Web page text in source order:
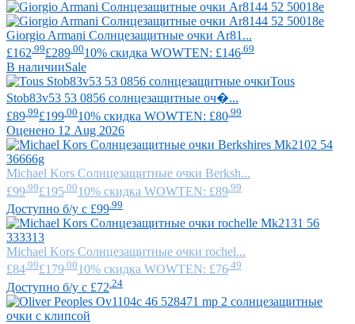
Giorgio Armani Солнцезащитные очки Ar81...
£162 .99£289 .0010% скидка WOWTEN: £146 .69
В наличииSale
Tous
Stob83v53 53 0856 солнцезащитные оч�...
£89 .99£199 .0010% скидка WOWTEN: £80 .99
Оценено 12 Aug 2026
Michael Kors Солнцезащитные очки Berksh...
£99 .99£195 .0010% скидка WOWTEN: £89 .99
Доступно б/у с £99 .99
Michael Kors Солнцезащитные очки rochel...
£84 .99£179 .0010% скидка WOWTEN: £76 .49
Доступно б/у с £72 .24